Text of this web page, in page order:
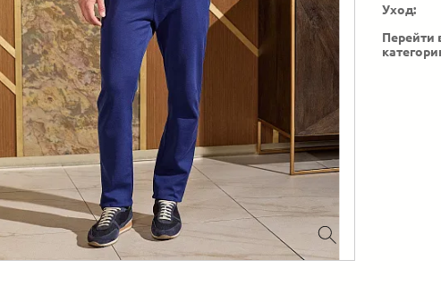
Уход:
Перейти